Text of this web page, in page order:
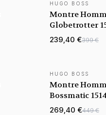
NOUVEAUTÉ
HUGO BOSS
Montre
Globetrotter
acier doré
239,40 €399 €
NOUVEAUTÉ
HUGO BOSS
Montre
Bossmatic
bracelet acier
269,40 €449 €